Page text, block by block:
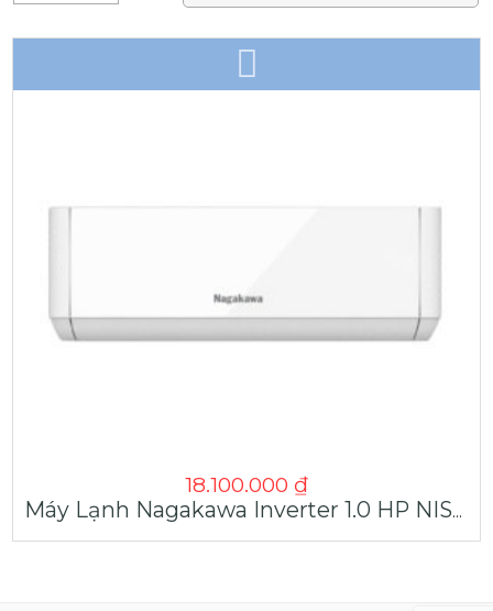
18.100.000 ₫
Máy Lạnh Nagakawa Inverter 1.0 HP NIS-C09R2T29 Type 2024